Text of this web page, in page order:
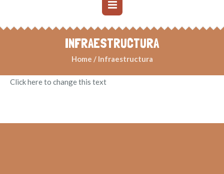
INFRAESTRUCTURA
Home / Infraestructura
Click here to change this text